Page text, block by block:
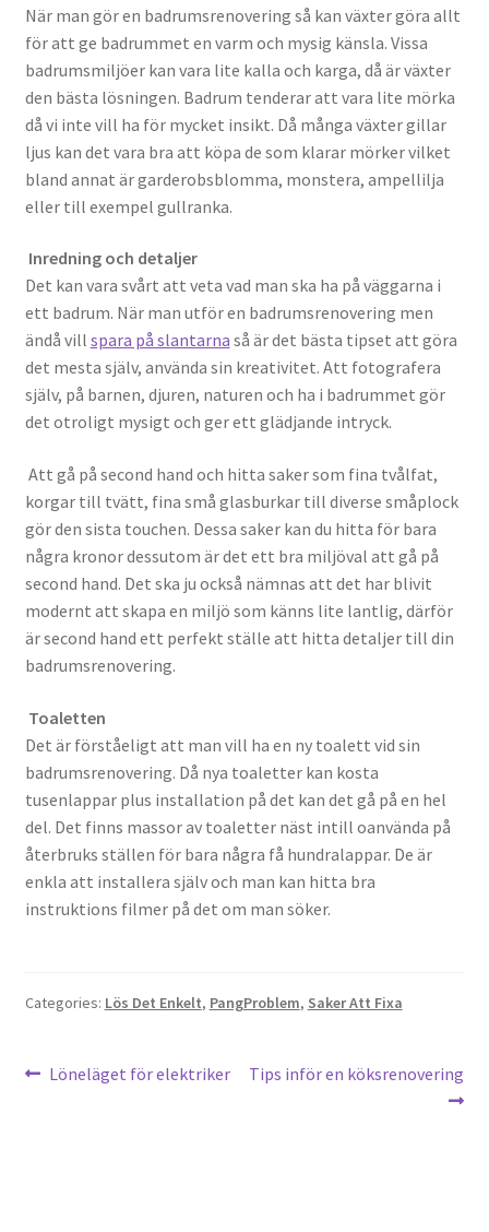
När man gör en badrumsrenovering så kan växter göra allt
för att ge badrummet en varm och mysig känsla. Vissa
badrumsmiljöer kan vara lite kalla och karga, då är växter
den bästa lösningen. Badrum tenderar att vara lite mörka
då vi inte vill ha för mycket insikt. Då många växter gillar
ljus kan det vara bra att köpa de som klarar mörker vilket
bland annat är garderobsblomma, monstera, ampellilja
eller till exempel gullranka.
Inredning och detaljer
Det kan vara svårt att veta vad man ska ha på väggarna i
ett badrum. När man utför en badrumsrenovering men
ändå vill spara på slantarna så är det bästa tipset att göra
det mesta själv, använda sin kreativitet. Att fotografera
själv, på barnen, djuren, naturen och ha i badrummet gör
det otroligt mysigt och ger ett glädjande intryck.
Att gå på second hand och hitta saker som fina tvålfat,
korgar till tvätt, fina små glasburkar till diverse småplock
gör den sista touchen. Dessa saker kan du hitta för bara
några kronor dessutom är det ett bra miljöval att gå på
second hand. Det ska ju också nämnas att det har blivit
modernt att skapa en miljö som känns lite lantlig, därför
är second hand ett perfekt ställe att hitta detaljer till din
badrumsrenovering.
Toaletten
Det är förståeligt att man vill ha en ny toalett vid sin
badrumsrenovering. Då nya toaletter kan kosta
tusenlappar plus installation på det kan det gå på en hel
del. Det finns massor av toaletter näst intill oanvända på
återbruks ställen för bara några få hundralappar. De är
enkla att installera själv och man kan hitta bra
instruktions filmer på det om man söker.
Categories: Lös Det Enkelt, PangProblem, Saker Att Fixa
Post
Previous
Löneläget för elektriker
Next
Tips inför en köksrenovering